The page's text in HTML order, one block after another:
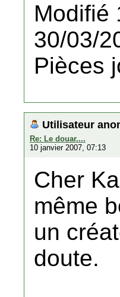
Modifié
30/03/
Pièces
Utilisateur
Re: Le douar....
10 janvier 2007, 07:13
Cher
même
un
doute.